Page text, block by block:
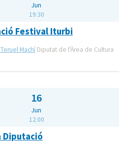
Jun
19:30
Festival Iturbi
Machí Diputat de l'Àrea de Cultura
16
Jun
12:00
Diputació